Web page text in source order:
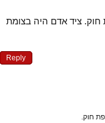
חוק. ציד אדם היה בצומת
Reply
חוק.